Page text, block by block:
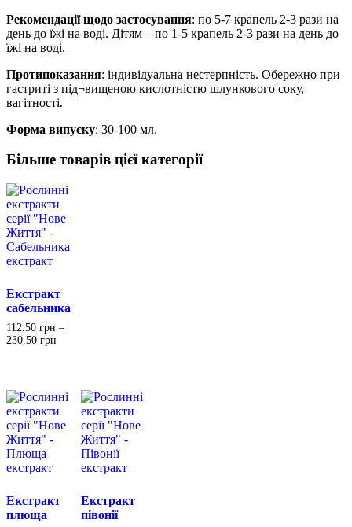
Рекомендації щодо застосування: по 5-7 крапель 2-3 рази на
день до їжі на воді. Дітям – по 1-5 крапель 2-3 рази на день до
їжі на воді.
Протипоказання: індивідуальна нестерпність. Обережно при
гастриті з під¬вищеною кислотністю шлункового соку,
вагітності.
Форма випуску: 30-100 мл.
Більше товарів цієї категорії
Екстракт
сабельника
112.50 грн –
230.50 грн
Екстракт
плюща
Екстракт
півонії